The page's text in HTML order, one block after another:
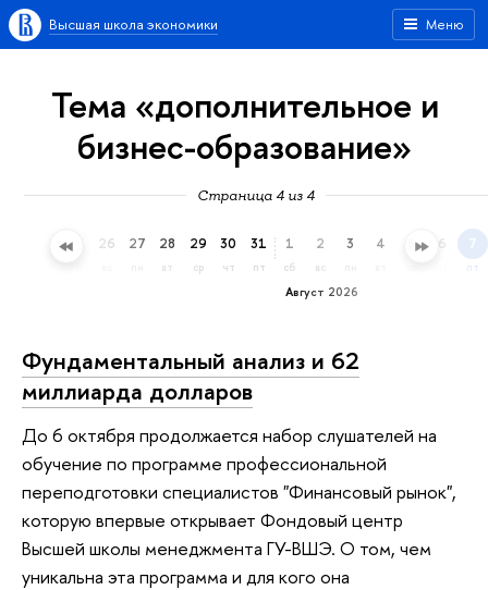
Меню
Высшая школа экономики
Тема «дополнительное и
бизнес-образование»
Страница 4 из 4
25 26 27 28
вт
29
ср
30
чт
31
пт
Август 2026
1
сб
2
вс
3 4 5 6 7
пт
Фундаментальный анализ и 62
миллиарда долларов
До 6 октября продолжается набор слушателей на
обучение по программе профессиональной
переподготовки специалистов "Финансовый рынок",
которую впервые открывает Фондовый центр
Высшей школы менеджмента ГУ-ВШЭ. О том, чем
уникальна эта программа и для кого она